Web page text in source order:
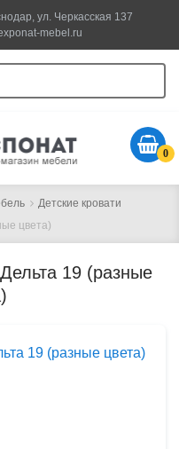
ул. Черкасская 137
mebel.ru
0
Детские кровати
цвета)
19 (разные